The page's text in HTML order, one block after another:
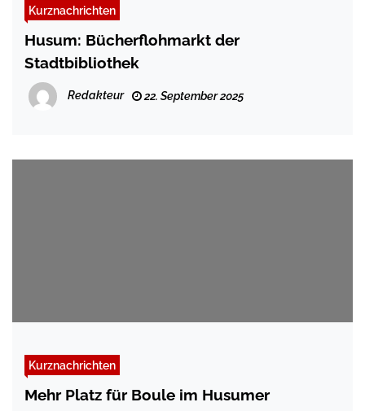
Kurznachrichten
Husum: Bücherflohmarkt der
Stadtbibliothek
Redakteur 22. September 2025
Kurznachrichten
Mehr Platz für Boule im Husumer